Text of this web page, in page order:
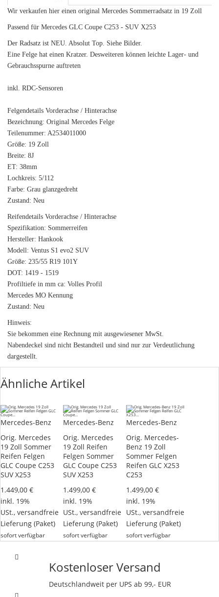
Wir verkaufen hier einen original Mercedes Sommerradsatz in 19 Zoll
Passend für Mercedes GLC Coupe C253 - SUV X253
Der Radsatz ist NEU. Absolut Top. Siehe Bilder.
Eine Felge hat einen Kratzer. Desweiteren können leichte Lager- und
Gebrauchsspurne auftreten
inkl. RDC-Sensoren
Felgendetails Vorderachse / Hinterachse
Bezeichnung: Original Mercedes Felge
Teilenummer: A2534011000
Größe: 19 Zoll
Breite: 8J
ET: 38mm
Lochkreis: 5/112
Farbe: Grau glanzgedreht
Zustand: Neu
Reifendetails Vorderachse / Hinterachse
Spezifikation: Sommerreifen
Hersteller: Hankook
Modell: Ventus S1 evo2 SUV
Größe: 235/55 R19 101Y
DOT: 1419 - 1519
Profiltiefe in mm ca: Volles Profil
Mercedes MO Kennung
Zustand: Neu
Hinweis:
Sie bekommen eine Rechnung mit ausgewiesener MwSt.
Nabendeckel sind nicht Bestandteil und sind nur zur Verdeutlichung
dargestellt.
Ähnliche Artikel
Mercedes-Benz
Orig. Mercedes
19 Zoll Sommer
Reifen Felgen
GLC Coupe C253
SUV X253
1.449,00 €
inkl. 19%
USt., versandfreie
Lieferung (Paket)
sofort verfügbar
Mercedes-Benz
Orig. Mercedes
19 Zoll Reifen
Felgen Sommer
GLC Coupe C253
SUV X253
1.499,00 €
inkl. 19%
USt.,versandfreie
Lieferung (Paket)
sofort verfügbar
Mercedes-Benz
Orig. Mercedes-
Benz 19 Zoll
Sommer Felgen
Reifen GLC X253
C253
1.499,00 €
inkl. 19%
USt., versandfreie
Lieferung (Paket)
sofort verfügbar
Kostenloser Versand
Deutschlandweit per UPS ab 99,- EUR